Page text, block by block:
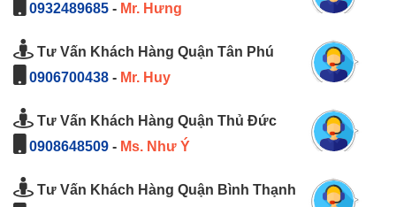
0932489685 - Mr. Hưng
Tư Vấn Khách Hàng Quận Tân Phú
0906700438 - Mr. Huy
Tư Vấn Khách Hàng Quận Thủ Đức
0908648509 - Ms. Như Ý
Tư Vấn Khách Hàng Quận Bình Thạnh